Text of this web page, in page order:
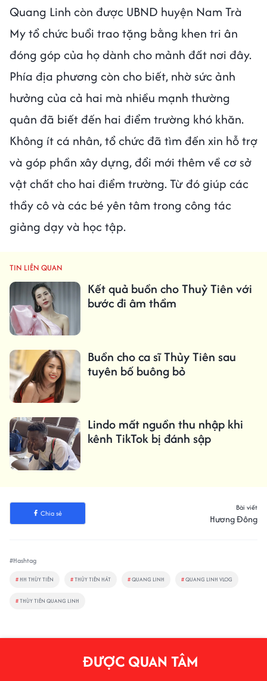
Quang Linh còn được UBND huyện Nam Trà
My tổ chức buổi trao tặng bằng khen tri ân
đóng góp của họ dành cho mảnh đất nơi đây.
Phía địa phương còn cho biết, nhờ sức ảnh
hưởng của cả hai mà nhiều mạnh thường
quân đã biết đến hai điểm trường khó khăn.
Không ít cá nhân, tổ chức đã tìm đến xin hỗ trợ
và góp phần xây dựng, đổi mới thêm về cơ sở
vật chất cho hai điểm trường. Từ đó giúp các
thầy cô và các bé yên tâm trong công tác
giảng dạy và học tập.
TIN LIÊN QUAN
Kết quả buồn cho Thuỷ Tiên với
bước đi âm thầm
Buồn cho ca sĩ Thủy Tiên sau
tuyên bố buông bỏ
Lindo mất nguồn thu nhập khi
kênh TikTok bị đánh sập
Chia sẻ
Bài viết
Hương Đông
#Hashtag
# HH THÙY TIÊN #THỦY TIÊN HÁT #QUANG LINH #QUANG LINH VLOG
#THÙY TIÊN QUANG LINH
ĐƯỢC QUAN TÂM